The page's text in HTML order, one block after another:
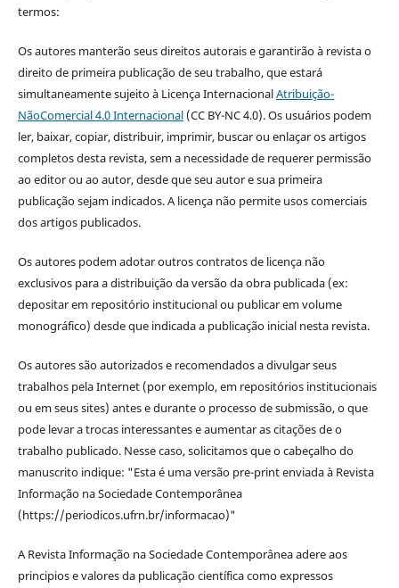
termos:
Os autores manterão seus direitos autorais e garantirão à revista o
direito de primeira publicação de seu trabalho, que estará
simultaneamente sujeito à Licença InternacionalAtribuição-
NãoComercial 4.0 Internacional(CC BY-NC 4.0). Os usuários podem
ler, baixar, copiar, distribuir, imprimir, buscar ou enlaçar os artigos
completos desta revista, sem a necessidade de requerer permissão
ao editor ou ao autor, desde que seu autor e sua primeira
publicação sejam indicados. A licença não permite usos comerciais
dos artigos publicados.
Os autores podem adotar outros contratos de licença não
exclusivos para a distribuição da versão da obra publicada (ex:
depositar em repositório institucional ou publicar em volume
monográfico) desde que indicada a publicação inicial nesta revista.
Os autores são autorizados e recomendados a divulgar seus
trabalhos pela Internet (por exemplo, em repositórios institucionais
ou em seus sites) antes e durante o processo de submissão, o que
pode levar a trocas interessantes e aumentar as citações de o
trabalho publicado. Nesse caso, solicitamos que o cabeçalho do
manuscrito indique: "Esta é uma versão pre-print enviada à Revista
Informação na Sociedade Contemporânea
(https://periodicos.ufrn.br/informacao)"
A Revista Informação na Sociedade Contemporânea adere aos
principios e valores da publicação científica como expressos